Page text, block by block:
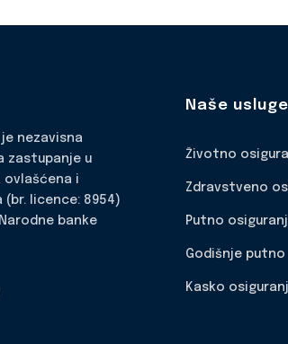
je nezavisna
zastupanje u
ovlašćena i
(br. licence: 8954)
banke
Naše usluge
Životno
Zdravstveno
Putno
Godišnje
Kasko